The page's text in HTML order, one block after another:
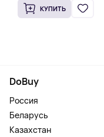
КУПИТЬ
DoBuy
Россия
Беларусь
Казахстан